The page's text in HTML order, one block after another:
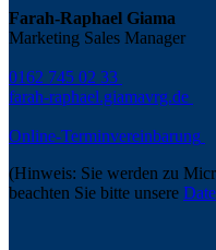
Farah-Raphael Giama
Marketing Sales Manager
0162 745 02 33
farah-raphael.giamavrg.de
Online-Terminvereinbarung
(Hinweis: Sie werden zu
beachten Sie bitte unsere